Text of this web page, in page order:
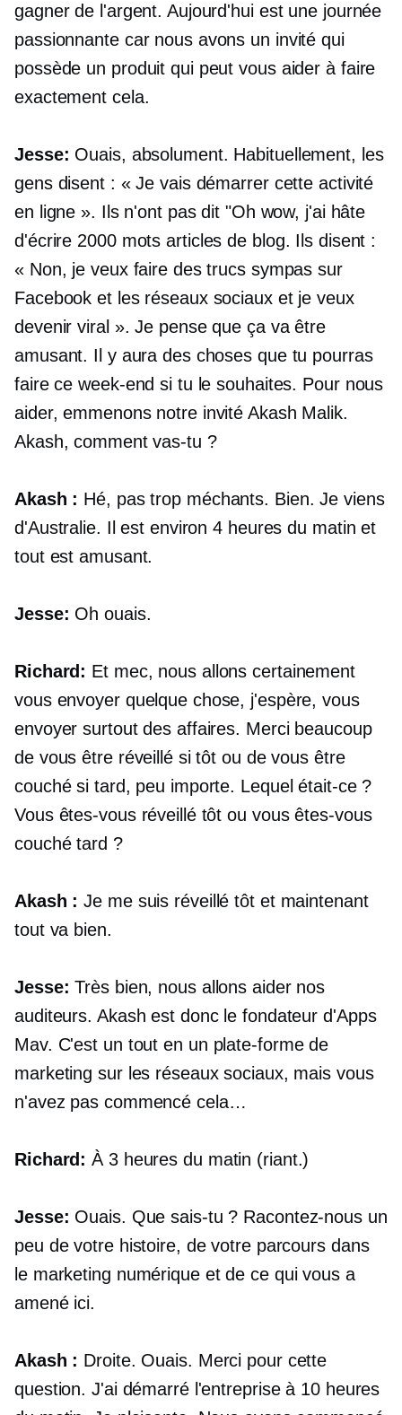
gagner de l'argent. Aujourd'hui est une journée
passionnante car nous avons un invité qui
possède un produit qui peut vous aider à faire
exactement cela.
Jesse: Ouais, absolument. Habituellement, les
gens disent : « Je vais démarrer cette activité
en ligne ». Ils n'ont pas dit "Oh wow, j'ai hâte
d'écrire 2000 mots articles de blog. Ils disent :
« Non, je veux faire des trucs sympas sur
Facebook et les réseaux sociaux et je veux
devenir viral ». Je pense que ça va être
amusant. Il y aura des choses que tu pourras
faire ce week-end si tu le souhaites. Pour nous
aider, emmenons notre invité Akash Malik.
Akash, comment vas-tu ?
Akash : Hé, pas trop méchants. Bien. Je viens
d'Australie. Il est environ 4 heures du matin et
tout est amusant.
Jesse: Oh ouais.
Richard: Et mec, nous allons certainement
vous envoyer quelque chose, j'espère, vous
envoyer surtout des affaires. Merci beaucoup
de vous être réveillé si tôt ou de vous être
couché si tard, peu importe. Lequel était-ce ?
Vous êtes-vous réveillé tôt ou vous êtes-vous
couché tard ?
Akash : Je me suis réveillé tôt et maintenant
tout va bien.
Jesse: Très bien, nous allons aider nos
auditeurs. Akash est donc le fondateur d'Apps
Mav. C'est un tout en un plate-forme de
marketing sur les réseaux sociaux, mais vous
n'avez pas commencé cela…
Richard: À 3 heures du matin (riant.)
Jesse: Ouais. Que sais-tu ? Racontez-nous un
peu de votre histoire, de votre parcours dans
le marketing numérique et de ce qui vous a
amené ici.
Akash : Droite. Ouais. Merci pour cette
question. J'ai démarré l'entreprise à 10 heures